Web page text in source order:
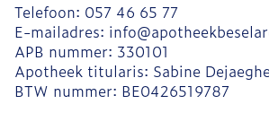
Telefoon: 057 46 65 77
E-mailadres: info@
APB nummer: 330101
Apotheek titularis: Sabine
BTW nummer: BE0426519787